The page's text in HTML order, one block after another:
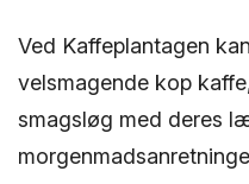
Ved Kaffeplantagen
velsmagende kop
smagsløg med deres